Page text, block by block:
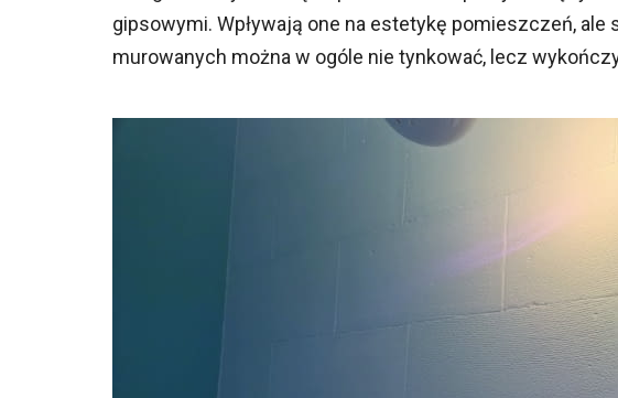
gipsowymi. Wpływają one na estetykę pomieszczeń, ale
murowanych można w ogóle nie tynkować, lecz